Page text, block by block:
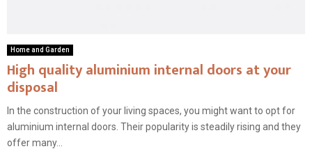
Home and Garden
High quality aluminium internal doors at your
disposal
In the construction of your living spaces, you might want to opt for
aluminium internal doors. Their popularity is steadily rising and they
offer many...